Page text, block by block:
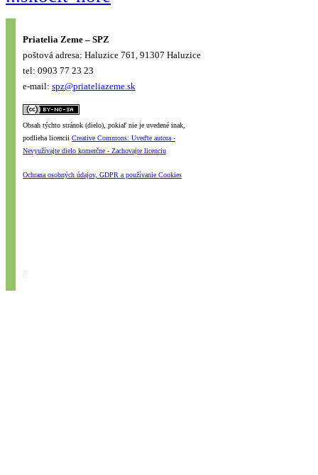
Priatelia Zeme – SPZ
poštová adresa: Haluzice 761, 91307 Haluzice
tel: 0903 77 23 23
e-mail: spz@priateliazeme.sk
Obsah týchto stránok (dielo), pokiaľ nie je uvedené inak,
podlieha licencii Creative Commons: Uveďte autora -
Nevyužívajte dielo komerčne - Zachovajte licenciu
Ochrana osobných údajov, GDPR a používanie Cookies